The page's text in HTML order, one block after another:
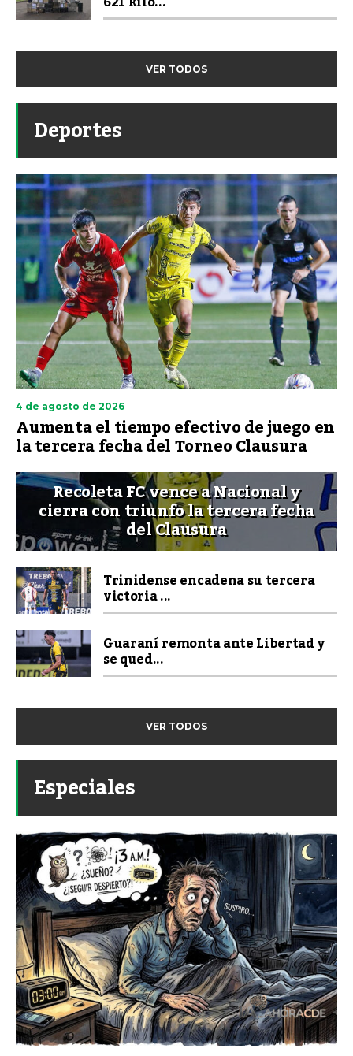
VER TODOS
Deportes
4 de agosto de 2026
Aumenta el tiempo efectivo de juego en
la tercera fecha del Torneo Clausura
Recoleta FC vence a Nacional y
cierra con triunfo la tercera fecha
del Clausura
Trinidense encadena su tercera
victoria ...
Guaraní remonta ante Libertad y
se qued...
VER TODOS
Especiales